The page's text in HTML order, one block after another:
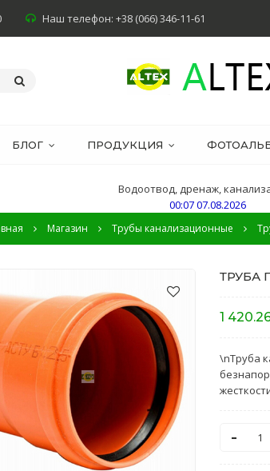
Наш телефон: +38 (066) 346-11-61
БЛОГ ПРОДУКЦИЯ
Водоотвод, дренаж,
00:07 07.08.2026
Магазин Трубы канализационные
ТРУБА
1
\nТруба
-